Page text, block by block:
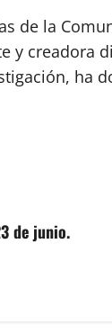
de la
y creadora
ha
de junio.